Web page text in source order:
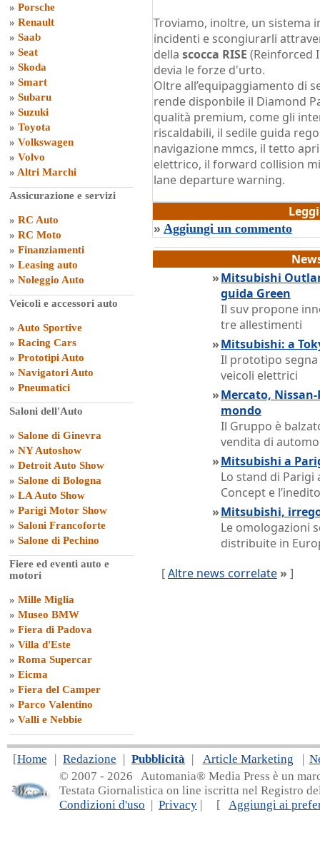
» Porsche
» Renault
» Saab
» Seat
» Skoda
» Smart
» Subaru
» Suzuki
» Toyota
» Volkswagen
» Volvo
» Altri Marchi
Assicurazione e servizi
» RC Auto
» RC Moto
» Finanziamenti
» Leasing auto
» Noleggio Auto
Veicoli e accessori auto
» Auto Sportive
» Racing Cars
» Prototipi Auto
» Navigatori Auto
» Pneumatici
Saloni dell'Auto
» Salone di Ginevra
» NY Autoshow
» Detroit Auto Show
» Salone di Bologna
» LA Auto Show
» Parigi Motor Show
» Saloni Francoforte
» Salone di Pechino
Fiere ed eventi auto e
motori
» Mille Miglia
» Museo BMW
» Fiera di Padova
» Villa d'Este
» Roma Supercar
» Eicma
» Fiera del Camper
» Parco Valentino
» Valli e Nebbie
Troviamo, inoltre, un sistema
incidenti e scongiurarli
della scocca RISE (Reinforced
devia le forze d'urto.
Oltre all’equipaggiamento di
rende disponbile il Diamond
qualità premium, come gli
riscaldabili, il sedile guida
navigazione mmcs, il tetto
elettrico, il forward collision
lane departure warning.
» Aggiungi un commento
»Mitsubishi
guida Green
Il suv propone
tre allestimenti
»Mitsubishi: a
Il prototipo
veicoli elettrici
»Mercato,
mondo
Il Gruppo è
vendita di
»Mitsubishi a
Lo stand di Parigi
Concept e
»Mitsubishi,
Le omologazioni
distribuite in
[Altre news correlate » ]
[Home | Redazione | Pubblicità | Article Marketing |
© 2007 - 2026 Automania® Media Press è un
Testata Giornalistica on line iscritta nel Registro
Condizioni d'uso | Privacy | [ Aggiungi ai